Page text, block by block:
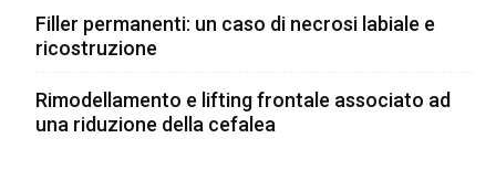
Filler permanenti: un caso di necrosi labiale e
ricostruzione
Rimodellamento e lifting frontale associato ad
una riduzione della cefalea